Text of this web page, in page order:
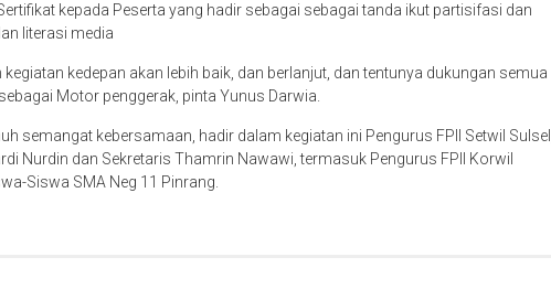
kepada Peserta yang hadir sebagai sebagai tanda ikut partisifasi dan
literasi media
kedepan akan lebih baik, dan berlanjut, dan tentunya dukungan semua
Motor penggerak, pinta Yunus Darwia.
semangat kebersamaan, hadir dalam kegiatan ini Pengurus FPII Setwil Sulsel,
Nurdin dan Sekretaris Thamrin Nawawi, termasuk Pengurus FPII Korwil
Siswa SMA Neg 11 Pinrang.